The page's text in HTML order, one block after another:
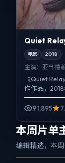
Quiet
电影 2018
主演： 亚当·德
《Quiet
作作品，
赖弗、提莫西
纪...91,895
本周片单
编辑精选，本